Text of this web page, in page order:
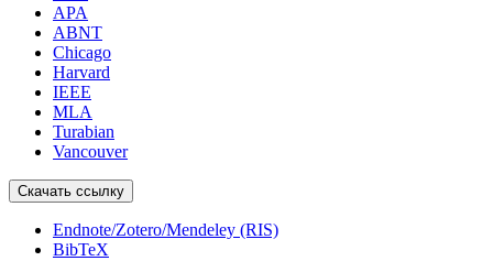
APA
ABNT
Chicago
Harvard
IEEE
MLA
Turabian
Vancouver
Скачать ссылку
Endnote/Zotero/Mendeley (RIS)
BibTeX